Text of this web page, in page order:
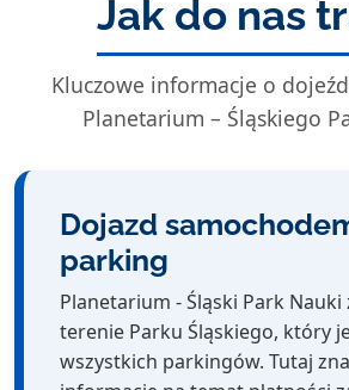
MENU ROZWIJANE
MENU ROZWIJANE
Jak do nas
Kluczowe informacje o
Planetarium – Śląskiego
Dojazd
parking
Planetarium - Śląski Park Nauki
terenie Parku Śląskiego, który
wszystkich parkingów. Tutaj